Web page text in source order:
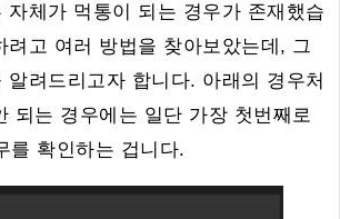
자체가 먹통이 되는 경우가 존재했습
려고 여러 방법을 찾아보았는데, 그
알려드리고자 합니다. 아래의 경우처
되는 경우에는 일단 가장 첫번째로
를 확인하는 겁니다.